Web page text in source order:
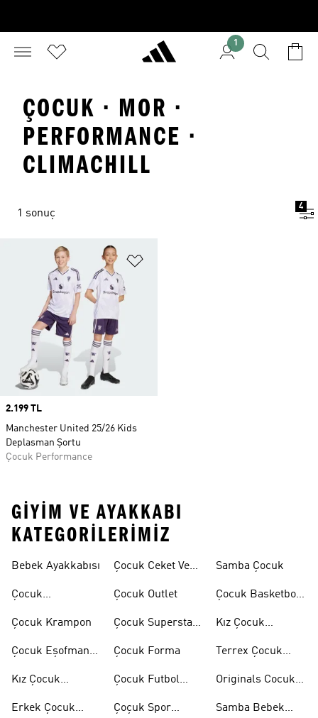
1
ÇOCUK · MOR ·
PERFORMANCE ·
CLIMACHILL
1 sonuç
4
Price
2.199 TL
Manchester United 25/26 Kids
Deplasman Şortu
Çocuk Performance
GIYIM VE AYAKKABI
KATEGORILERIMIZ
Bebek Ayakkabısı
Çocuk
Çocuk Krampon
Çocuk Eşofman
Kız Çocuk
Erkek Çocuk
Çocuk Ceket Ve
Çocuk Outlet
Çocuk Superstar
Çocuk Forma
Çocuk Futbol
Çoçuk Spor
Samba Çocuk
Çocuk Basketbol
Kız Çocuk
Terrex Çocuk
Originals Cocuk
Samba Bebek